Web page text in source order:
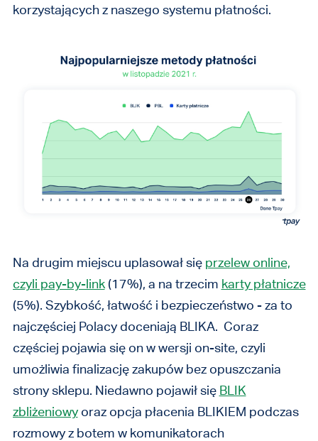
korzystających z naszego systemu płatności.
Na drugim miejscu uplasował się przelew online,
czyli pay-by-link(17%), a na trzecim karty płatnicze
(5%). Szybkość, łatwość i bezpieczeństwo - za to
najczęściej Polacy doceniają BLIKA. Coraz
częściej pojawia się on w wersji on-site, czyli
umożliwia finalizację zakupów bez opuszczania
strony sklepu. Niedawno pojawił się BLIK
zbliżeniowyoraz opcja płacenia BLIKIEM podczas
rozmowy z botem w komunikatorach